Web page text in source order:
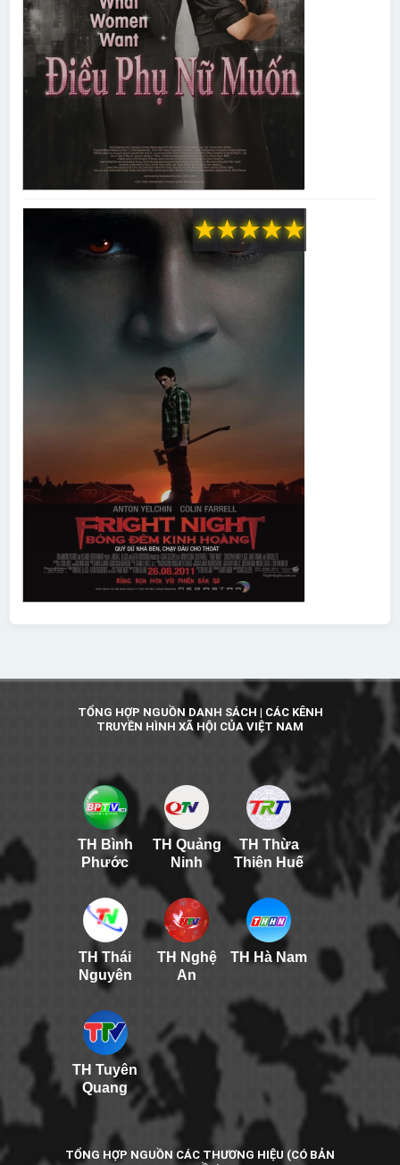
★
★
★
★
★
TỔNG HỢP NGUỒN DANH SÁCH | CÁC KÊNH
TRUYỀN HÌNH XÃ HỘI CỦA VIỆT NAM
TH Bình
Phước
TH Quảng
Ninh
TH Thừa
Thiên Huế
TH Thái
Nguyên
TH Nghệ
An
TH Hà Nam
TH Tuyên
Quang
TỔNG HỢP NGUỒN CÁC THƯƠNG HIỆU (CÓ BẢN